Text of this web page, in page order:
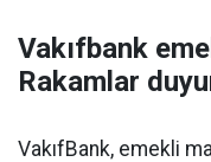
Vakıfbank
Rakamlar
VakıfBank, emekli